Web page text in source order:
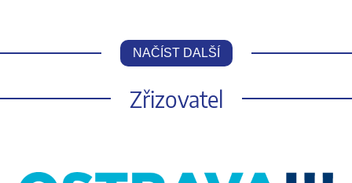
NAČÍST DALŠÍ
Zřizovatel